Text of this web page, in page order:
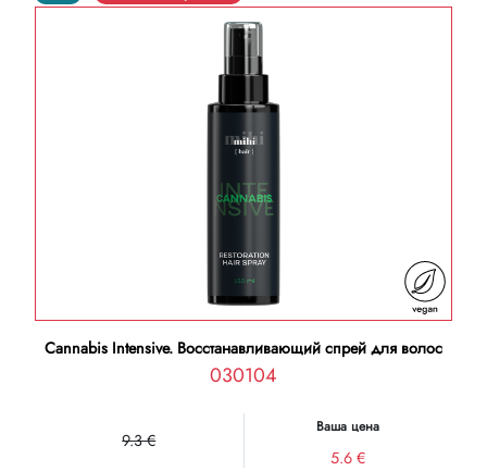
Cannabis Intensive. Восстанавливающий спрей для волос
030104
9.3 €
Ваша цена
5.6 €